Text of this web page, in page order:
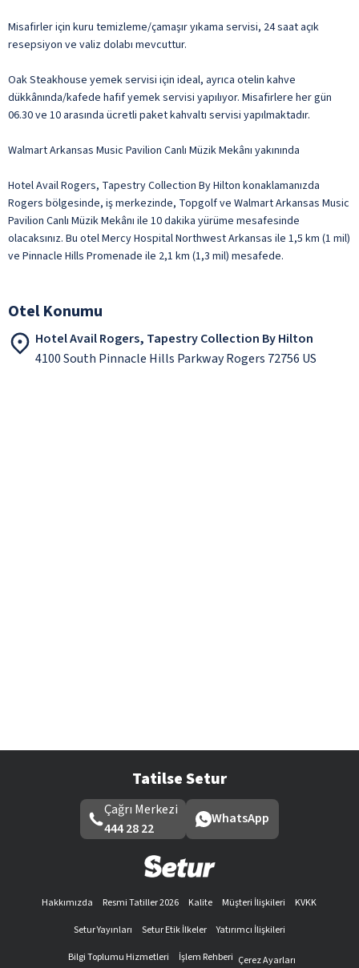
Misafirler için kuru temizleme/çamaşır yıkama servisi, 24 saat açık
resepsiyon ve valiz dolabı mevcuttur.
Oak Steakhouse yemek servisi için ideal, ayrıca otelin kahve
dükkânında/kafede hafif yemek servisi yapılıyor. Misafirlere her gün
06.30 ve 10 arasında ücretli paket kahvaltı servisi yapılmaktadır.
Walmart Arkansas Music Pavilion Canlı Müzik Mekânı yakınında
Hotel Avail Rogers, Tapestry Collection By Hilton konaklamanızda
Rogers bölgesinde, iş merkezinde, Topgolf ve Walmart Arkansas Music
Pavilion Canlı Müzik Mekânı ile 10 dakika yürüme mesafesinde
olacaksınız. Bu otel Mercy Hospital Northwest Arkansas ile 1,5 km (1 mil)
ve Pinnacle Hills Promenade ile 2,1 km (1,3 mil) mesafede.
Otel Konumu
Hotel Avail Rogers, Tapestry Collection By Hilton
4100 South Pinnacle Hills Parkway Rogers 72756 US
Tatilse Setur
Çağrı Merkezi
444 28 22
WhatsApp
Hakkımızda Resmi Tatiller 2026 Kalite Müşteri İlişkileri
KVKK
Setur Yayınları
Setur Etik İlkeler
Yatırımcı İlişkileri
Bilgi Toplumu Hizmetleri
İşlem Rehberi Çerez Ayarları